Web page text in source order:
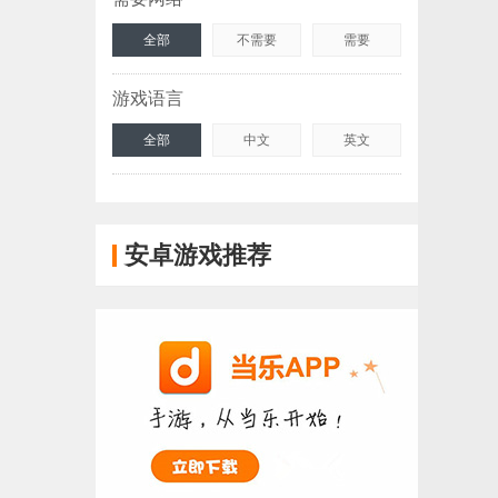
全部 不需要 需要
游戏语言
全部 中文 英文
安卓游戏推荐